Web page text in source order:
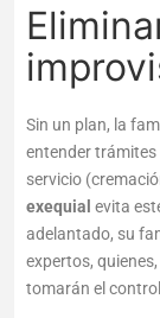
Sin un plan, la
entender trámites
servicio
exequial evita
adelantado, su
expertos,
tomarán el